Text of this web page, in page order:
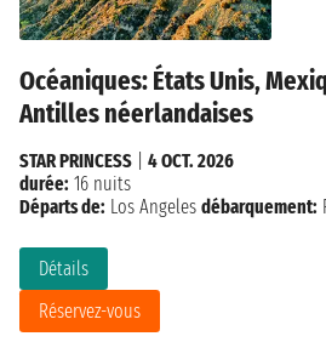
Océaniques: États Unis,
Antilles néerlandaises
Détails
Réservez-vous
STAR PRINCESS
4 OCT. 2026
durée: 16 nuits
Départs de: Los Angeles débarquement: